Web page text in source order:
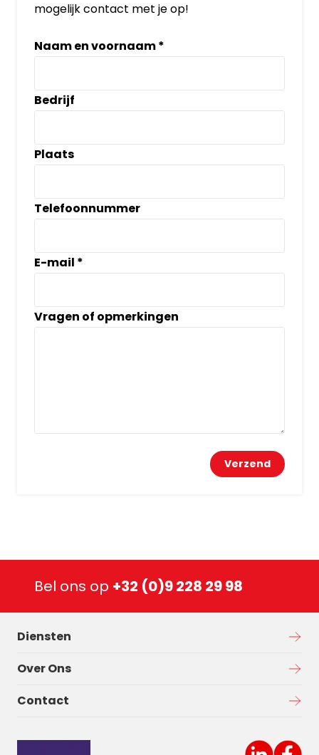
mogelijk contact met je op!
Naam en voornaam*
Bedrijf
Plaats
Telefoonnummer
E-mail *
Vragen of opmerkingen
Bel ons op +32 (0)9 228 29 98
Diensten
Over Ons
Contact